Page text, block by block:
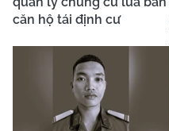
căn hộ tái định cư